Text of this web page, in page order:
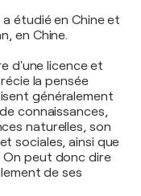
étudié en Chine et
en Chine.
d'une licence et
la pensée
généralement
connaissances,
naturelles, son
sociales, ainsi que
On peut donc dire
de ses